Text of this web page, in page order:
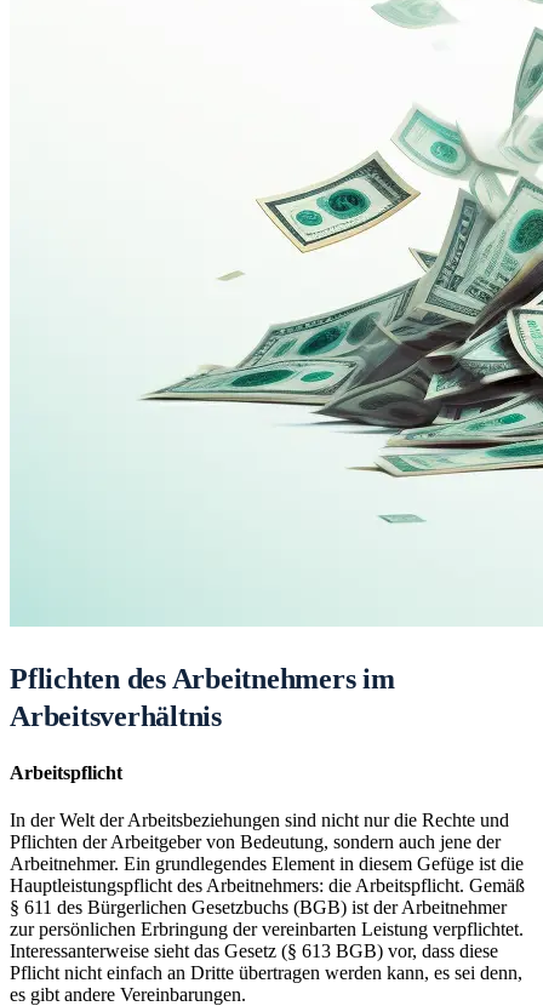
Pflichten des Arbeitnehmers im
Arbeitsverhältnis
Arbeitspflicht
In der Welt der Arbeitsbeziehungen sind nicht nur die Rechte und
Pflichten der Arbeitgeber von Bedeutung, sondern auch jene der
Arbeitnehmer. Ein grundlegendes Element in diesem Gefüge ist die
Hauptleistungspflicht des Arbeitnehmers: die Arbeitspflicht. Gemäß
§ 611 des Bürgerlichen Gesetzbuchs (BGB) ist der Arbeitnehmer
zur persönlichen Erbringung der vereinbarten Leistung verpflichtet.
Interessanterweise sieht das Gesetz (§ 613 BGB) vor, dass diese
Pflicht nicht einfach an Dritte übertragen werden kann, es sei denn,
es gibt andere Vereinbarungen.